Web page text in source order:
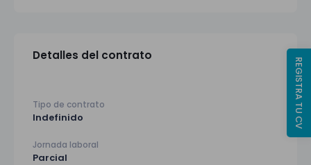
Detalles del contrato
Tipo de contrato
Indefinido
Jornada laboral
Parcial
REGISTRA TU CV